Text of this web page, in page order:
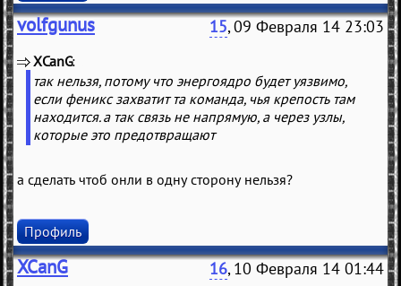
volfgunus 15, 09 Февраля 14 23:03
XCanG
так нельзя, потому что энергоядро будет уязвимо,
если феникс захватит та команда, чья крепость там
находится. а так связь не напрямую, а через узлы,
которые это предотвращают
а сделать чтоб онли в одну сторону нельзя?
Профиль
XCanG 16, 10 Февраля 14 01:44